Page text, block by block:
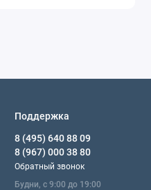
Поддержка
8 (495) 640 88 09
8 (967) 000 38 80
Обратный звонок
Будни, с 9:00 до 19:00